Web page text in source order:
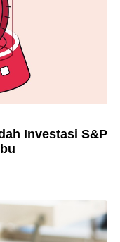
Investasi S&P